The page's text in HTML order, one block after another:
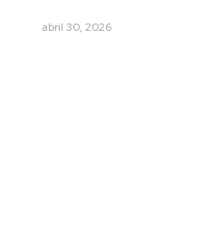
abril 30, 2026